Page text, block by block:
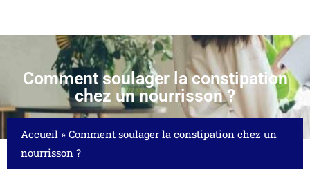
Comment soulager la constipation
chez un nourrisson ?
Accueil » Comment soulager la constipation chez un
nourrisson ?